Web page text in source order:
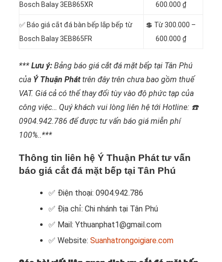
Bosch Balay 3EB865XR
600.000 ₫
✅ Báo giá cắt đá bàn bếp lắp bếp từ
Bosch Balay 3EB865FR
💲 Từ 300.000 –
600.000 ₫
*** Lưu ý: Bảng báo giá cắt đá mặt bếp tại Tân Phú
của Ý Thuận Pháttrên đây trên chưa bao gồm thuế
VAT. Giá cả có thể thay đổi tùy vào độ phức tạp của
công việc… Quý khách vui lòng liên hệ tới Hotline: ☎️
0904.942.786 để được tư vấn báo giá miễn phí
100%..***
Thông tin liên hệ Ý Thuận Phát tư vấn
báo giá cắt đá mặt bếp tại Tân Phú
✅ Điện thoại: 0904.942.786
✅ Địa chỉ: Chi nhánh tại Tân Phú
✅ Mail: Ythuanphat1@gmail.com
✅ Website: Suanhatrongoigiare.com